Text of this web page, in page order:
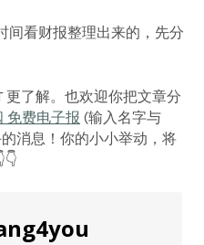
间看财报整理出来的，先分
了解。也欢迎你把文章分
免费电子报 (输入名字与
消息！你的小小举动，将